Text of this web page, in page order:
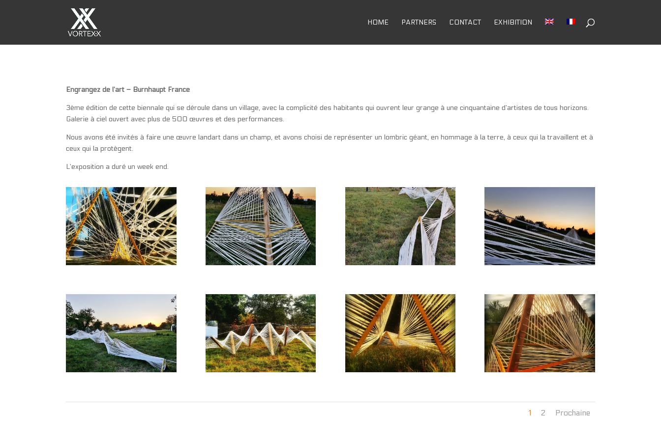
HOME PARTNERS CONTACT EXHIBITION
Engrangez de l’art – Burnhaupt France
3ème édition de cette biennale qui se déroule dans un village, avec la complicité des habitants qui ouvrent leur grange à une cinquantaine d’artistes de tous horizons.
Galerie à ciel ouvert avec plus de 500 œuvres et des performances.
Nous avons été invités à faire une œuvre landart dans un champ, et avons choisi de représenter un lombric géant, en hommage à la terre, à ceux qui la travaillent et à
ceux qui la protègent.
L’exposition a duré un week end.
1 2 Prochaine